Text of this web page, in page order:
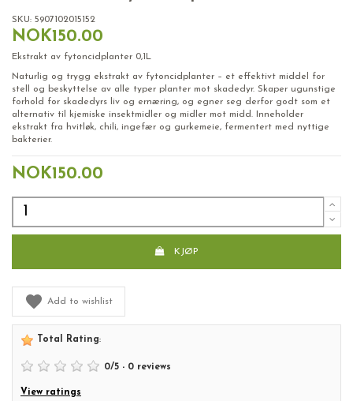
SKU: 5907102015152
NOK150.00
Ekstrakt av fytoncidplanter 0,1L
Naturlig og trygg ekstrakt av fytoncidplanter – et effektivt middel for
stell og beskyttelse av alle typer planter mot skadedyr. Skaper ugunstige
forhold for skadedyrs liv og ernæring, og egner seg derfor godt som et
alternativ til kjemiske insektmidler og midler mot midd. Inneholder
ekstrakt fra hvitløk, chili, ingefær og gurkemeie, fermentert med nyttige
bakterier.
NOK150.00
KJØP
Add to wishlist
Total Rating:
0/5 - 0 reviews
View ratings